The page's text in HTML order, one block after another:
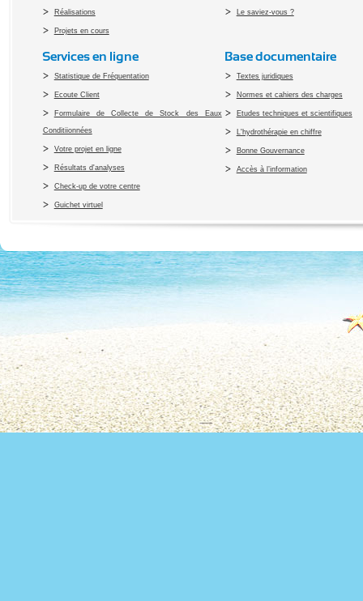
Réalisations
Projets en cours
Le saviez-vous ?
Services en ligne
Statistique de Fréquentation
Ecoute Client
Formulaire de Collecte de Stock des Eaux
Conditiionnées
Votre projet en ligne
Résultats d'analyses
Check-up de votre centre
Guichet virtuel
Base documentaire
Textes juridiques
Normes et cahiers des charges
Etudes techniques et scientifiques
L'hydrothérapie en chiffre
Bonne Gouvernance
Accès à l’information